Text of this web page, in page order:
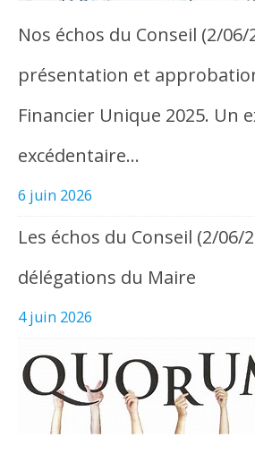
Nos échos du Conseil (2/06/
présentation et
Financier Unique 2025. Un
excédentaire…
6 juin 2026
Les échos du Conseil (2/06/
délégations du Maire
4 juin 2026